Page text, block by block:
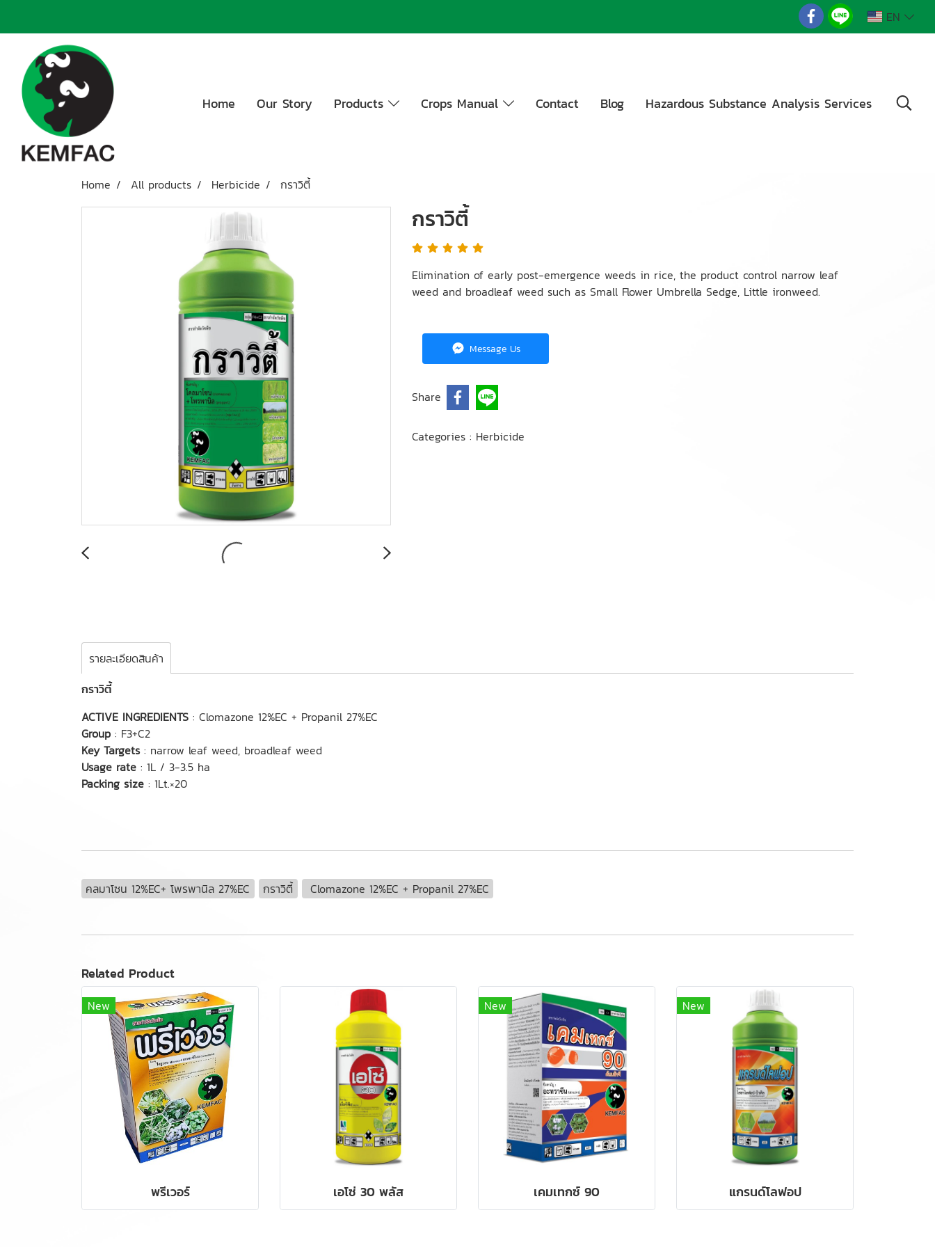
EN
Home Our Story Products Crops Manual Contact Blog Hazardous Substance Analysis Services
Home All products Herbicide กราวิตี้
กราวิตี้
Elimination of early post-emergence weeds in rice, the product control narrow leaf
weed and broadleaf weed such as Small Flower Umbrella Sedge, Little ironweed.
Message Us
Share
Categories : Herbicide
รายละเอียดสินค้า
กราวิตี้
ACTIVE INGREDIENTS : Clomazone 12%EC + Propanil 27%EC
Group : F3+C2
Key Targets: narrow leaf weed, broadleaf weed
Usage rate : 1L / 3-3.5 ha
Packing size : 1Lt.×20
คลมาโซน 12%EC+ โพรพานิล 27%EC กราวิตี้ Clomazone 12%EC + Propanil 27%EC
Related Product
New
พรีเวอร์ เอโซ่ 30 พลัส
New
เคมเทกซ์ 90
New
แกรนด์โลฟอป